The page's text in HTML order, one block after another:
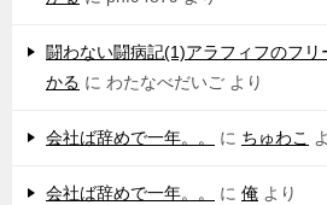
闘わない闘病記(1)アラフィフのフ
かる に わたなべだいご より
会社ば辞めで一年。。 に ちゅわこ
会社ば辞めで一年。。 に 俺 より